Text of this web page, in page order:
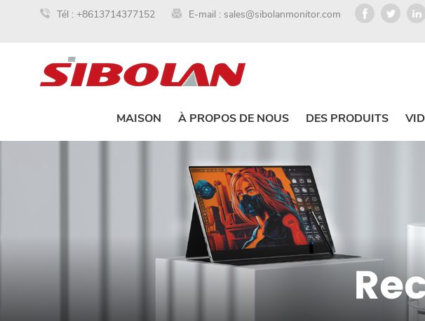
Tél : +8613714377152 E-mail : sales@sibolanmonitor.com
MAISON À PROPOS DE NOUS DES PRODUITS